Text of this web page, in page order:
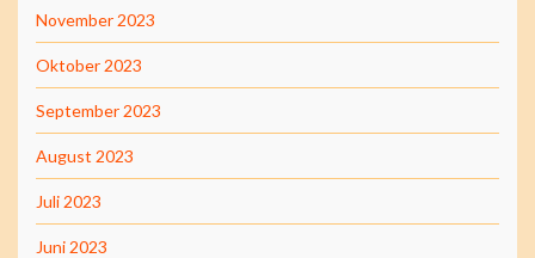
November 2023
Oktober 2023
September 2023
August 2023
Juli 2023
Juni 2023